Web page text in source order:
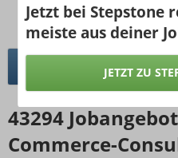
Ort
Bruttogehalt bei
pro Jahr
DETAILLIERTER
43294
Commerce-
Jetzt bei Stepstone
meiste aus deiner
JETZT ZU